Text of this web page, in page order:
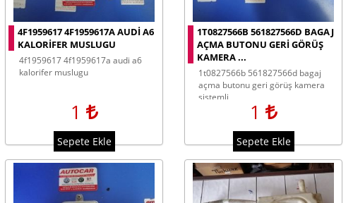
4F1959617 4F1959617A AUDI A6
KALORIFER MUSLUGU
4f1959617 4f1959617a audi a6
kalorifer muslugu
1
Sepete Ekle
1T0827566B 561827566D BAGAJ
AÇMA BUTONU GERI GÖRÜŞ
KAMERA ...
1t0827566b 561827566d bagaj
açma butonu geri görüş kamera
sistemli
1
Sepete Ekle